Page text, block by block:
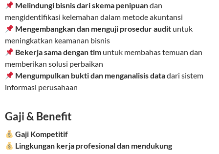
Melindungi bisnis dari skema penipuandan
mengidentifikasi kelemahan dalam metode akuntansi
Mengembangkan dan menguji prosedur audit untuk
meningkatkan keamanan bisnis
Bekerja sama dengan tim untuk membahas temuan dan
memberikan solusi perbaikan
Mengumpulkan bukti dan menganalisis datadari sistem
informasi perusahaan
Gaji & Benefit
Gaji Kompetitif
Lingkungan kerja profesional dan mendukung